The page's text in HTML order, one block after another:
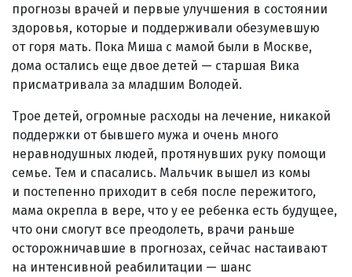
прогнозы врачей и первые улучшения в состоянии
здоровья, которые и поддерживали обезумевшую
от горя мать. Пока Миша с мамой были в Москве,
дома остались еще двое детей — старшая Вика
присматривала за младшим Володей.
Трое детей, огромные расходы на лечение, никакой
поддержки от бывшего мужа и очень много
неравнодушных людей, протянувших руку помощи
семье. Тем и спасались. Мальчик вышел из комы
и постепенно приходит в себя после пережитого,
мама окрепла в вере, что у ее ребенка есть будущее,
что они смогут все преодолеть, врачи раньше
осторожничавшие в прогнозах, сейчас настаивают
на интенсивной реабилитации — шанс